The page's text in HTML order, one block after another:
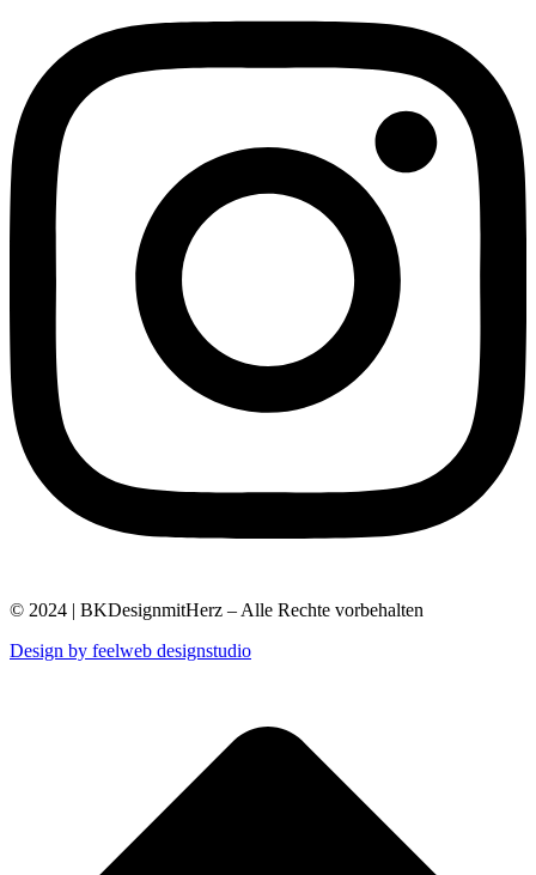
© 2024 | BKDesignmitHerz – Alle Rechte vorbehalten
Design by feelweb designstudio